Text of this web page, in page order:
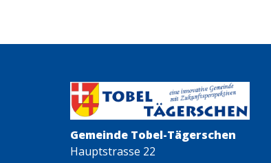
Gemeinde Tobel-Tägerschen
Hauptstrasse 22